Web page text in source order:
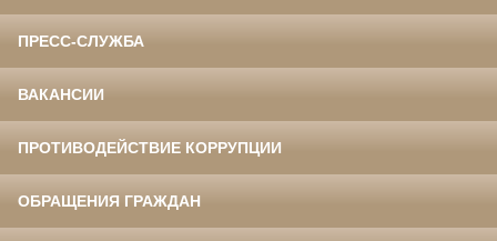
ПРЕСС-СЛУЖБА
ВАКАНСИИ
ПРОТИВОДЕЙСТВИЕ КОРРУПЦИИ
ОБРАЩЕНИЯ ГРАЖДАН